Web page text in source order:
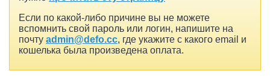
Если по какой-либо причине вы не можете
вспомнить свой пароль или логин, напишите на
почту admin@defo.cc, где укажите с какого email и
кошелька была произведена оплата.